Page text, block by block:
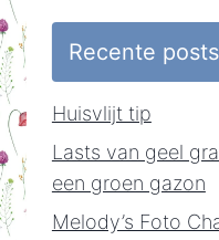
Recente posts
Huisvlijt tip
Lasts van geel
een groen gazon
Melody’s Foto